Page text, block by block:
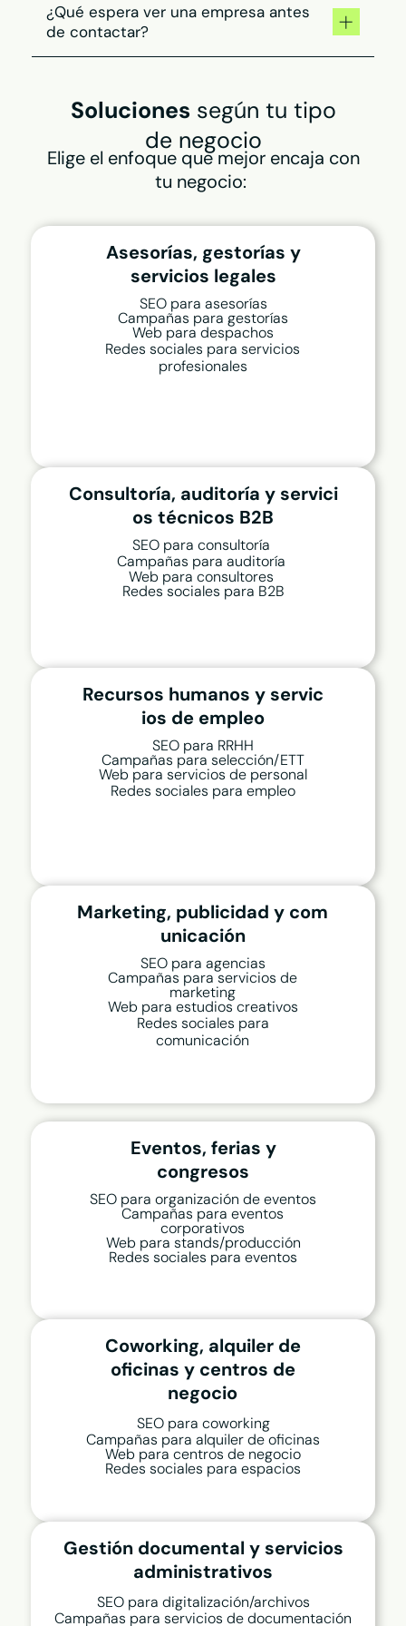
Los más demandados, los más rentables o los
que necesitas activar en momentos concretos
¿Qué espera ver una empresa antes
de contactar?
una forma de contacto rápida.
Si lo entiende en segundos, es más probable
Soluciones según tu tipo
de negocio
Elige el enfoque que mejor encaja con
tu negocio:
Asesorías, gestorías y
servicios legales
SEO para asesorías
Campañas para gestorías
Web para despachos
Redes sociales para servicios
profesionales
Consultoría, auditoría y servici
os técnicos B2B
SEO para consultoría
Campañas para auditoría
Web para consultores
Redes sociales para B2B
Recursos humanos y servic
ios de empleo
SEO para RRHH
Campañas para selección/ETT
Web para servicios de personal
Redes sociales para empleo
Marketing, publicidad y com
unicación
SEO para agencias
Campañas para servicios de
marketing
Web para estudios creativos
Redes sociales para
comunicación
Eventos, ferias y
congresos
SEO para organización de eventos
Campañas para eventos
corporativos
Web para stands/producción
Redes sociales para eventos
Coworking, alquiler de
oficinas y centros de
negocio
SEO para coworking
Campañas para alquiler de oficinas
Web para centros de negocio
Redes sociales para espacios
Gestión documental y servicios
administrativos
SEO para digitalización/archivos
Campañas para servicios de documentación